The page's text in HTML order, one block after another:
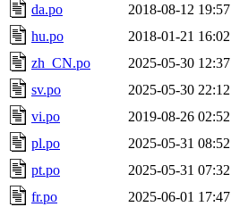
da.po
2018-08-12 19:57
hu.po
2018-01-21 16:02
zh_CN.po
2025-05-30 12:37
sv.po
2025-05-30 22:12
vi.po
2019-08-26 02:52
pl.po
2025-05-31 08:52
pt.po
2025-05-31 07:32
fr.po
2025-06-01 17:47